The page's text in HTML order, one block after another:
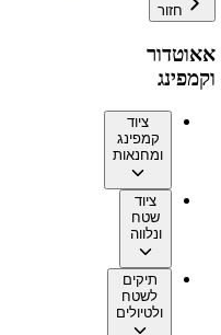
חזור
אאוטדור
וקמפינג
ציוד
קמפינג
ומחנאות
ציוד
שטח
ונלווה
תיקים
לשטח
ולטיולים